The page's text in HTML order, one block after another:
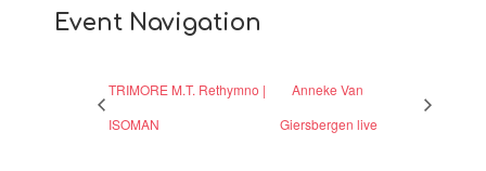
Event Navigation
TRIMORE M.T. Rethymno |
ISOMAN
Anneke Van
Giersbergen live